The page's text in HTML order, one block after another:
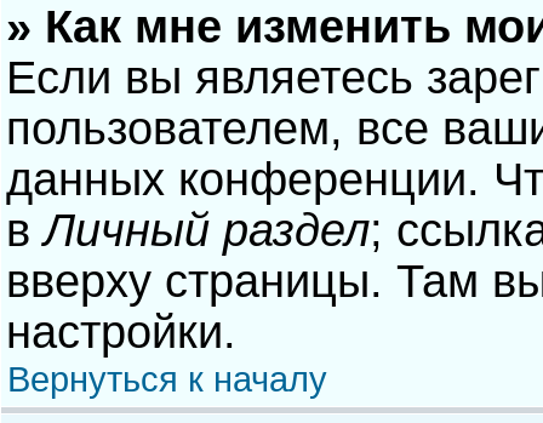
» Как мне изменить
Если вы являетесь
пользователем, все
данных конференции.
вЛичный раздел;
вверху страницы. Там
настройки.
Вернуться к началу